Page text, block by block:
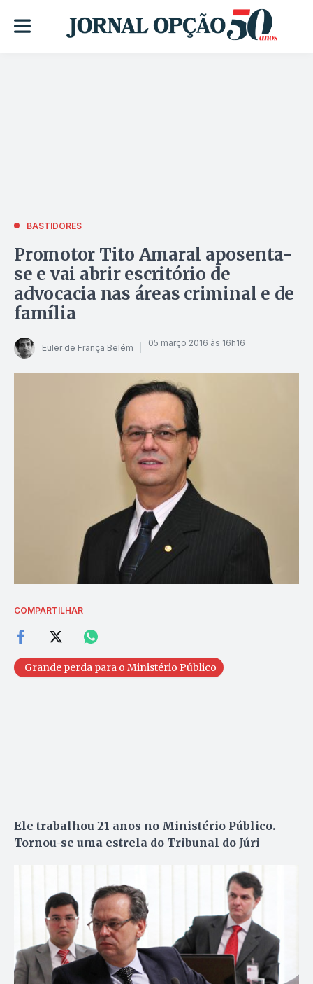
BASTIDORES
Promotor Tito Amaral aposenta-
se e vai abrir escritório de
advocacia nas áreas criminal e de
família
Euler de França Belém 05 março 2016 às 16h16
COMPARTILHAR
Grande perda para o Ministério Público
Ele trabalhou 21 anos no Ministério Público.
Tornou-se uma estrela do Tribunal do Júri